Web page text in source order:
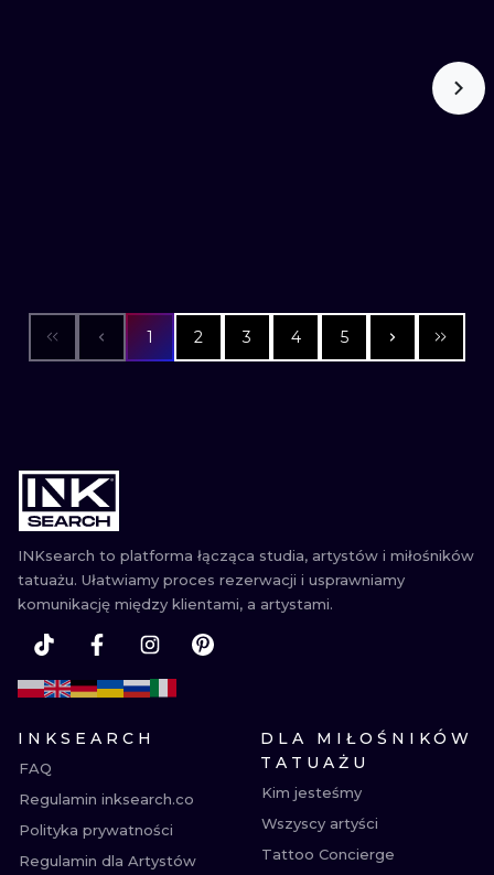
1 2 3 4 5
INKsearch to platforma łącząca studia, artystów i miłośników
tatuażu. Ułatwiamy proces rezerwacji i usprawniamy
komunikację między klientami, a artystami.
INKSEARCH
FAQ
Regulamin inksearch.co
Polityka prywatności
Regulamin dla Artystów
DLA MIŁOŚNIKÓW
TATUAŻU
Kim jesteśmy
Wszyscy artyści
Tattoo Concierge